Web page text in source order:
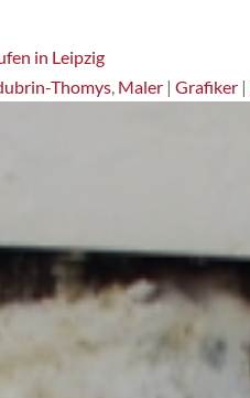
in Leipzig
Thomys, Maler | Grafiker |